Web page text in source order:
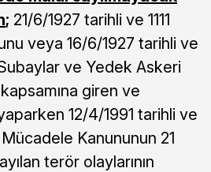
; 21/6/1927 tarihli ve 1111
veya 16/6/1927 tarihli ve
ve Yedek Askeri
giren ve
12/4/1991 tarihli ve
Mücadele Kanununun 21
terör olaylarının